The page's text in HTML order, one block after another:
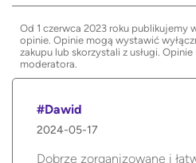
Od 1 czerwca 2023 roku publikujemy
opinie. Opinie mogą wystawić
zakupu lub skorzystali z usługi.
moderatora.
#Dawid
2024-05-17
Dobrze zorganizowane i